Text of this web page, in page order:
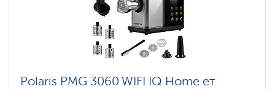
Polaris PMG 3060 WIFI IQ Home ет